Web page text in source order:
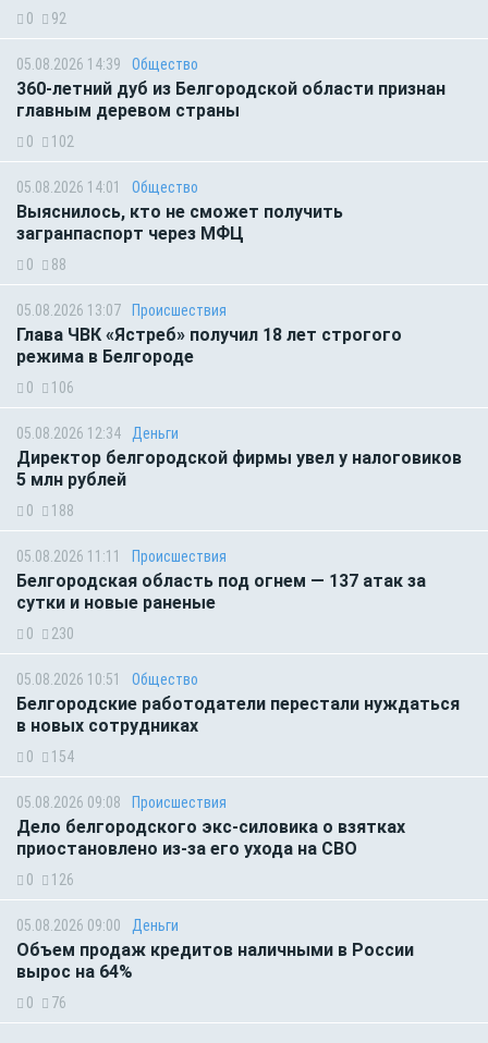
0 92
05.08.2026 14:39 Общество
360-летний дуб из Белгородской области признан
главным деревом страны
0 102
05.08.2026 14:01 Общество
Выяснилось, кто не сможет получить
загранпаспорт через МФЦ
0 88
05.08.2026 13:07 Происшествия
Глава ЧВК «Ястреб» получил 18 лет строгого
режима в Белгороде
0 106
05.08.2026 12:34 Деньги
Директор белгородской фирмы увел у налоговиков
5 млн рублей
0 188
05.08.2026 11:11 Происшествия
Белгородская область под огнем — 137 атак за
сутки и новые раненые
0 230
05.08.2026 10:51 Общество
Белгородские работодатели перестали нуждаться
в новых сотрудниках
0 154
05.08.2026 09:08 Происшествия
Дело белгородского экс-силовика о взятках
приостановлено из-за его ухода на СВО
0 126
05.08.2026 09:00 Деньги
Объем продаж кредитов наличными в России
вырос на 64%
0 76